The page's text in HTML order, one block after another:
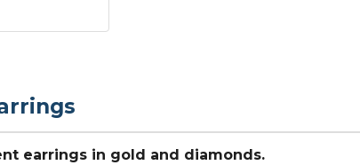
earrings in gold and diamonds.